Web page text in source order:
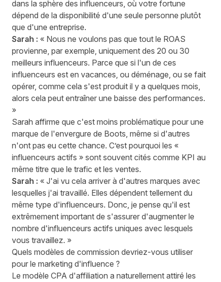
dans la sphère des influenceurs, où votre fortune
dépend de la disponibilité d'une seule personne plutôt
que d'une entreprise.
Sarah : « Nous ne voulons pas que tout le ROAS
provienne, par exemple, uniquement des 20 ou 30
meilleurs influenceurs. Parce que si l'un de ces
influenceurs est en vacances, ou déménage, ou se fait
opérer, comme cela s'est produit il y a quelques mois,
alors cela peut entraîner une baisse des performances.
»
Sarah affirme que c'est moins problématique pour une
marque de l'envergure de Boots, même si d'autres
n'ont pas eu cette chance. C’est pourquoi les «
influenceurs actifs » sont souvent cités comme KPI au
même titre que le trafic et les ventes.
Sarah : « J'ai vu cela arriver à d'autres marques avec
lesquelles j'ai travaillé. Elles dépendent tellement du
même type d'influenceurs. Donc, je pense qu'il est
extrêmement important de s'assurer d'augmenter le
nombre d'influenceurs actifs uniques avec lesquels
vous travaillez. »
Quels modèles de commission devriez-vous utiliser
pour le marketing d'influence ?
Le modèle CPA d'affiliation a naturellement attiré les